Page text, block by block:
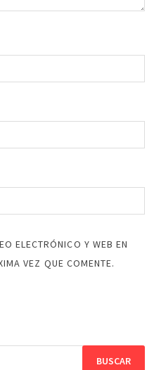
ELECTRÓNICO Y WEB EN
VEZ QUE COMENTE.